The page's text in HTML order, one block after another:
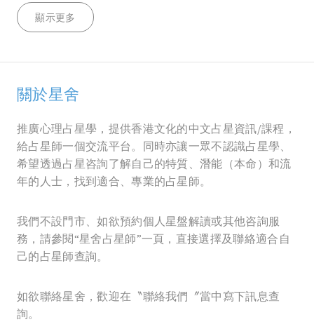
顯示更多
關於星舍
推廣心理占星學，提供香港文化的中文占星資訊/課程，
給占星師一個交流平台。同時亦讓一眾不認識占星學、
希望透過占星咨詢了解自己的特質、潛能（本命）和流
年的人士，找到適合、專業的占星師。
我們不設門市、如欲預約個人星盤解讀或其他咨詢服
務，請參閱“星舍占星師”一頁，直接選擇及聯絡適合自
己的占星師查詢。
如欲聯絡星舍，歡迎在〝聯絡我們〞當中寫下訊息查
詢。